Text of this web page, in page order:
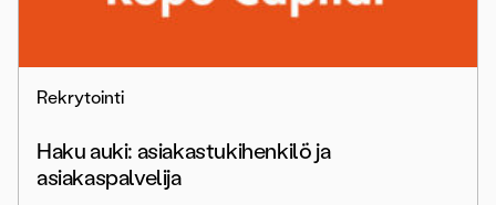
Rekrytointi
Haku auki: asiakastukihenkilö ja
asiakaspalvelija